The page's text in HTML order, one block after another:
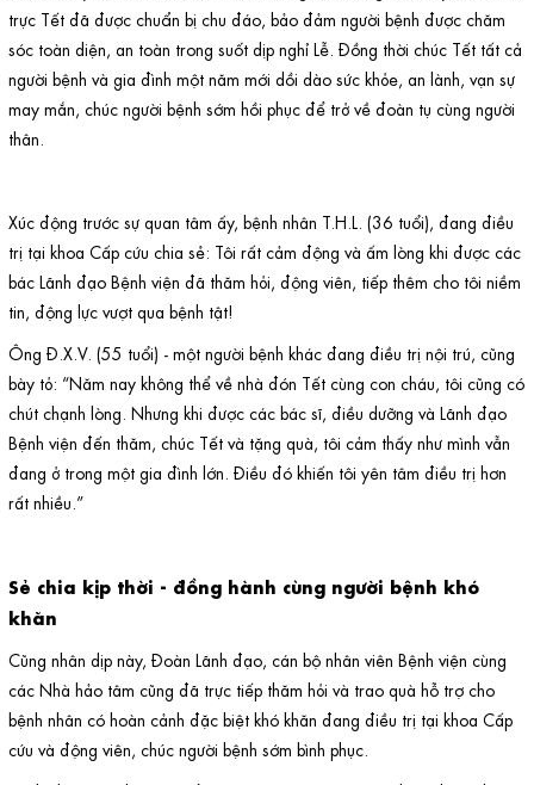
trực Tết đã được chuẩn bị chu đáo, bảo đảm người bệnh được chăm
sóc toàn diện, an toàn trong suốt dịp nghỉ Lễ. Đồng thời chúc Tết tất cả
người bệnh và gia đình một năm mới dồi dào sức khỏe, an lành, vạn sự
may mắn, chúc người bệnh sớm hồi phục để trở về đoàn tụ cùng người
thân.
Xúc động trước sự quan tâm ấy, bệnh nhân T.H.L. (36 tuổi), đang điều
trị tại khoa Cấp cứu chia sẻ: Tôi rất cảm động và ấm lòng khi được các
bác Lãnh đạo Bệnh viện đã thăm hỏi, động viên, tiếp thêm cho tôi niềm
tin, động lực vượt qua bệnh tật!
Ông Đ.X.V. (55 tuổi) - một người bệnh khác đang điều trị nội trú, cũng
bày tỏ: “Năm nay không thể về nhà đón Tết cùng con cháu, tôi cũng có
chút chạnh lòng. Nhưng khi được các bác sĩ, điều dưỡng và Lãnh đạo
Bệnh viện đến thăm, chúc Tết và tặng quà, tôi cảm thấy như mình vẫn
đang ở trong một gia đình lớn. Điều đó khiến tôi yên tâm điều trị hơn
rất nhiều.”
Sẻ chia kịp thời - đồng hành cùng người bệnh khó
khăn
Cũng nhân dịp này, Đoàn Lãnh đạo, cán bộ nhân viên Bệnh viện cùng
các Nhà hảo tâm cũng đã trực tiếp thăm hỏi và trao quà hỗ trợ cho
bệnh nhân có hoàn cảnh đặc biệt khó khăn đang điều trị tại khoa Cấp
cứu và động viên, chúc người bệnh sớm bình phục.